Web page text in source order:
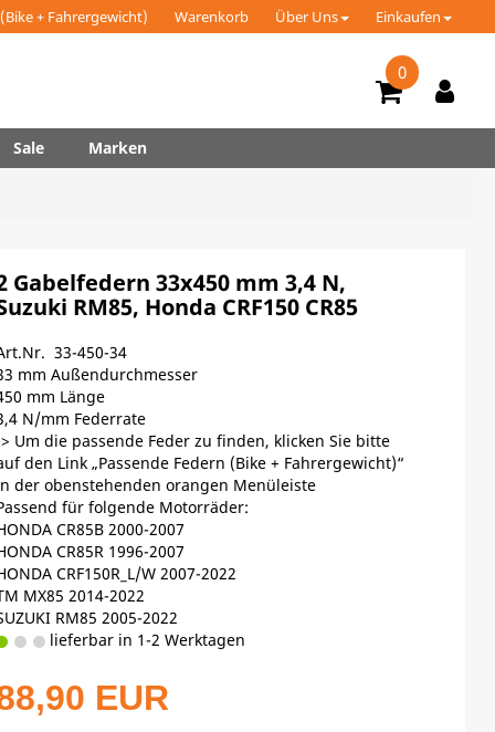
+ Fahrergewicht) Warenkorb Über Uns Einkaufen
0
Sale Marken
Gabelfedern 33x450 mm 3,4 N,
RM85, Honda CRF150 CR85
33-450-34
mm Außendurchmesser
mm Länge
N/mm Federrate
Um die passende Feder zu finden, klicken Sie bitte
den Link „Passende Federn (Bike + Fahrergewicht)“
der obenstehenden orangen Menüleiste
für folgende Motorräder:
CR85B 2000-2007
CR85R 1996-2007
CRF150R_L/W 2007-2022
MX85 2014-2022
RM85 2005-2022
lieferbar in 1-2 Werktagen
EUR